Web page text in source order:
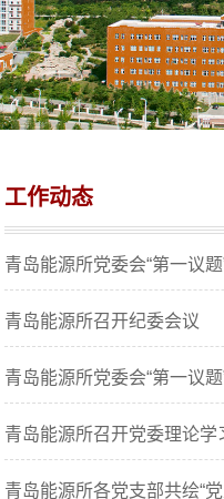
工作动态
青岛能源所党委会“第一议
青岛能源所召开纪委会议
青岛能源所党委会“第一议
青岛能源所召开党委理论
青岛能源所各党支部共绘“